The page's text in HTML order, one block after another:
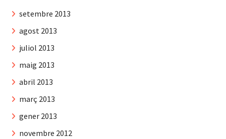
setembre 2013
agost 2013
juliol 2013
maig 2013
abril 2013
març 2013
gener 2013
novembre 2012